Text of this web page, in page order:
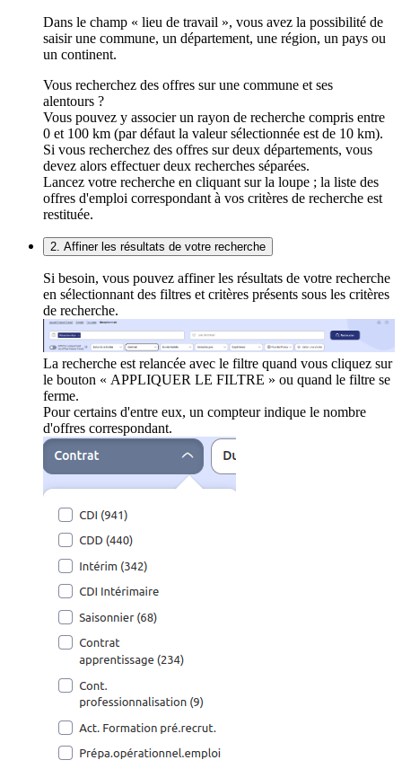
Dans le champ « lieu de travail », vous avez la possibilité de
saisir une commune, un département, une région, un pays ou
un continent.
Vous recherchez des offres sur une commune et ses
alentours ?
Vous pouvez y associer un rayon de recherche compris entre
0 et 100 km (par défaut la valeur sélectionnée est de 10 km).
Si vous recherchez des offres sur deux départements, vous
devez alors effectuer deux recherches séparées.
Lancez votre recherche en cliquant sur la loupe ; la liste des
offres d'emploi correspondant à vos critères de recherche est
restituée.
2. Affiner les résultats de votre recherche
Si besoin, vous pouvez affiner les résultats de votre recherche
en sélectionnant des filtres et critères présents sous les critères
de recherche.
La recherche est relancée avec le filtre quand vous cliquez sur
le bouton « APPLIQUER LE FILTRE » ou quand le filtre se
ferme.
Pour certains d'entre eux, un compteur indique le nombre
d'offres correspondant.